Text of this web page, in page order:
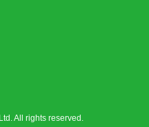
All rights reserved.